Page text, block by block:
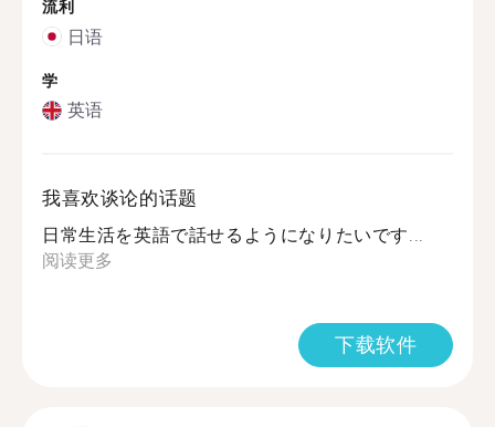
流利
日语
学
英语
我喜欢谈论的话题
日常生活を英語で話せるようになりたいです...
阅读更多
下载软件